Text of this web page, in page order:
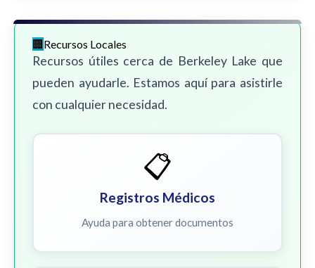
Recursos Locales
Recursos útiles cerca de Berkeley Lake que
pueden ayudarle. Estamos aquí para asistirle
con cualquier necesidad.
📋
Registros Médicos
Ayuda para obtener documentos